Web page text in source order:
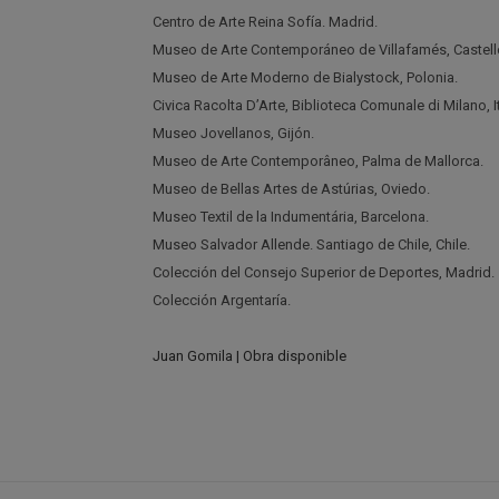
Centro de Arte Reina Sofía. Madrid.
Museo de Arte Contemporáneo de Villafamés,
Museo de Arte Moderno de Bialystock, Polonia.
Civica Racolta D’Arte, Biblioteca Comunale di Milano,
Museo Jovellanos, Gijón.
Museo de Arte Contemporâneo, Palma de Mallorca.
Museo de Bellas Artes de Astúrias, Oviedo.
Museo Textil de la Indumentária, Barcelona.
Museo Salvador Allende. Santiago de Chile, Chile.
Colección del Consejo Superior de Deportes, Madrid.
Colección Argentaría.
Juan Gomila | Obra disponible